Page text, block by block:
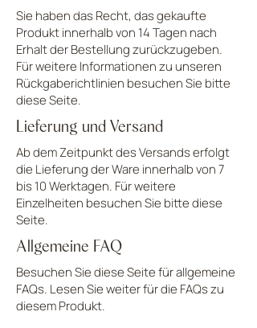
Sie haben das Recht, das gekaufte
Produkt innerhalb von 14 Tagen nach
Erhalt der Bestellung zurückzugeben.
Für weitere Informationen zu unseren
Rückgaberichtlinien besuchen Sie bitte
diese Seite.
Lieferung und Versand
Ab dem Zeitpunkt des Versands erfolgt
die Lieferung der Ware innerhalb von 7
bis 10 Werktagen. Für weitere
Einzelheiten besuchen Sie bitte diese
Seite.
Allgemeine FAQ
Besuchen Sie diese Seite für allgemeine
FAQs. Lesen Sie weiter für die FAQs zu
diesem Produkt.